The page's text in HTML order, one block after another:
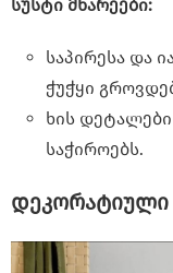
სუსტი მხარეები:
საპირესა და
ჭუჭყი
ხის
საჭიროებს.
დეკორატიული